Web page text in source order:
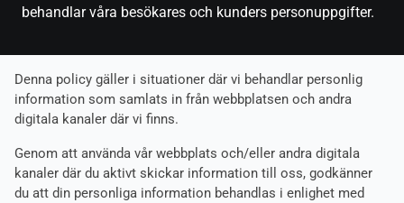
behandlar våra besökares och kunders personuppgifter.
Denna policy gäller i situationer där vi behandlar personlig
information som samlats in från webbplatsen och andra
digitala kanaler där vi finns.
Genom att använda vår webbplats och/eller andra digitala
kanaler där du aktivt skickar information till oss, godkänner
du att din personliga information behandlas i enlighet med